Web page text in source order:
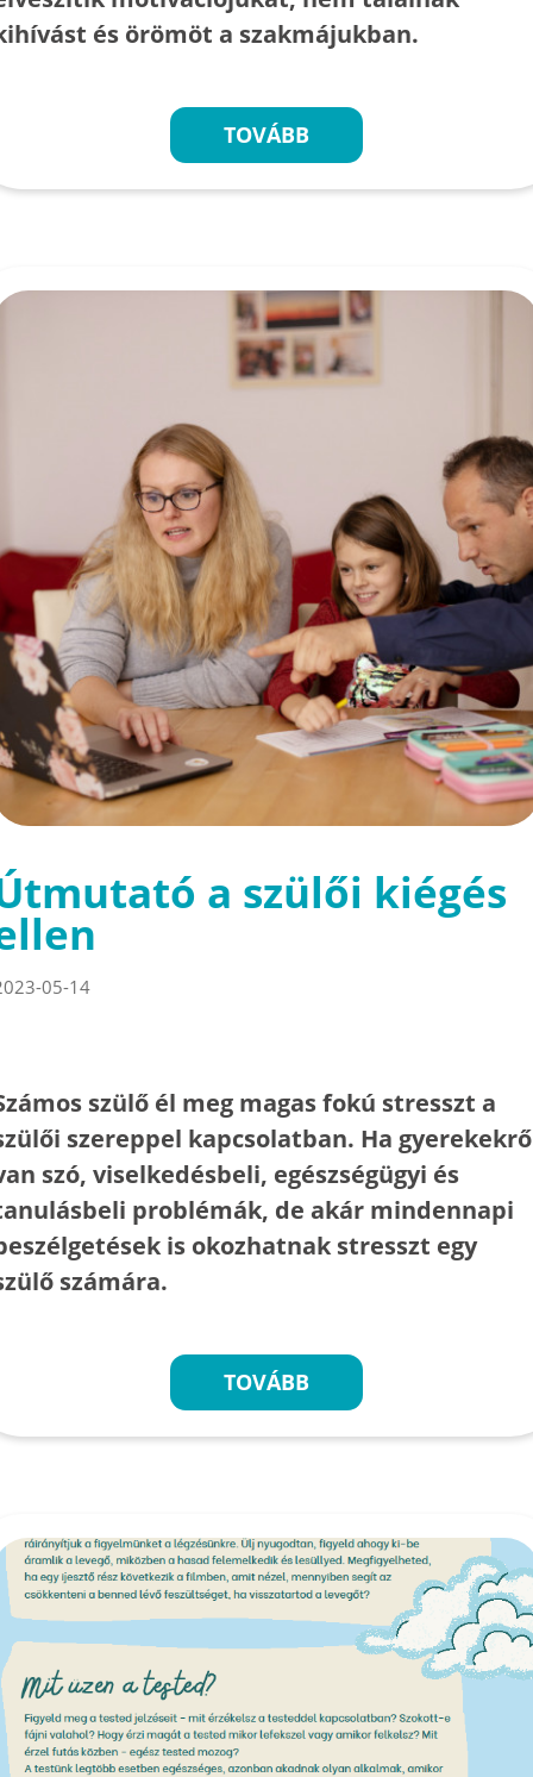
és örömöt a szakmájukban.
TOVÁBB
a szülői kiégés
05-14
szülő él meg magas fokú stresszt a
szereppel kapcsolatban. Ha
szó, viselkedésbeli, egészségügyi és
problémák, de akár mindennapi
is okozhatnak stresszt egy
számára.
TOVÁBB